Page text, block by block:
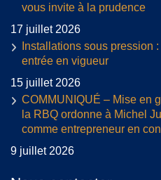
vous invite à la prudence
17 juillet 2026
Installations sous pression
entrée en vigueur
15 juillet 2026
COMMUNIQUÉ – Mise en
la RBQ ordonne à Michel
comme entrepreneur en
9 juillet 2026